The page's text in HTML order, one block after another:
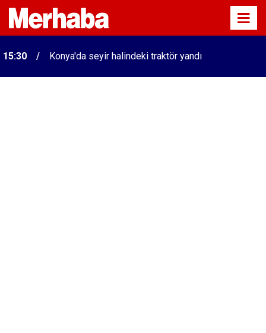
15:30
Konya'da seyir halindeki traktör yandı
Konyalıların bilmediği o gerçek! İbrahimoviç'le top
koşturmuştu